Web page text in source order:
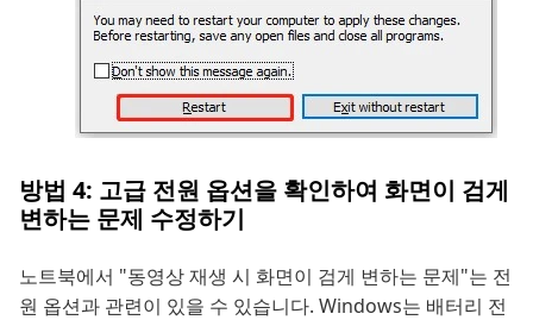
방법 4: 고급 전원 옵션을 확인하여 화면이 검게
변하는 문제 수정하기
노트북에서 "동영상 재생 시 화면이 검게 변하는 문제"는 전
원 옵션과 관련이 있을 수 있습니다. Windows는 배터리 전